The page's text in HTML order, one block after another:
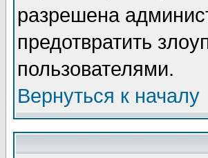
разрешена
предотвратить
пользователями.
Вернуться к началу